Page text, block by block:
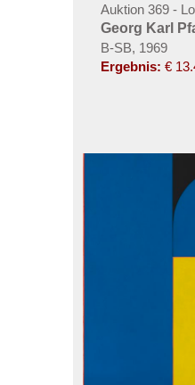
Auktion 369 -
Georg Karl
B-SB, 1969
Ergebnis: €